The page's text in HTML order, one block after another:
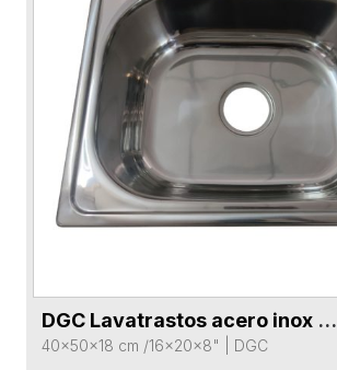
VER FICHA DEL PRODUCTODGC Lavatrastos acero inox pulido DG8110-SS una fosa
40x50x18 cm /16x20x8" DGC